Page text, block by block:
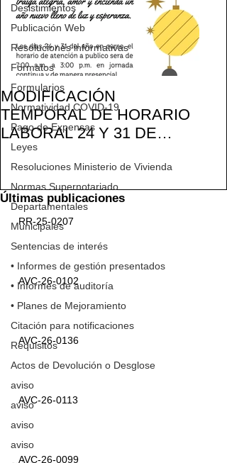
Desistimientos
Publicación Web
Resoluciones informativas
Formatos
Formularios
Normatividad COVID-19
Pago de Expensas
Leyes
Resoluciones Ministerio de Vivienda
Normas Supernotariado
Departamentales
Municipales
Sentencias de interés
• Informes de gestión presentados
• Informes de auditoría
• Planes de Mejoramiento
Citación para notificaciones
Requisitos
Actos de Devolución o Desglose
aviso
aviso
aviso
aviso
MODIFICACIÓN
TEMPORAL DE HORARIO
LABORAL 24 Y 31 DE
DICIEMBRE 2021
Últimas publicaciones
RR-25-0207
AVC-26-0102
AVC-26-0136
AVC-26-0113
AVC-26-0099